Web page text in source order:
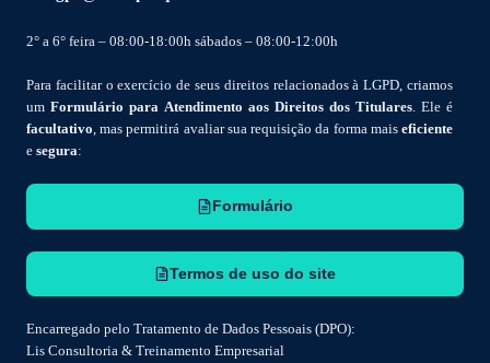
2° a 6° feira – 08:00-18:00h sábados – 08:00-12:00h
Para facilitar o exercício de seus direitos relacionados à LGPD, criamos
um Formulário para Atendimento aos Direitos dos Titulares . Ele é
facultativo , mas permitirá avaliar sua requisição da forma mais eficiente
e segura:
Formulário
Termos de uso do site
Encarregado pelo Tratamento de Dados Pessoais (DPO):
Lis Consultoria & Treinamento Empresarial